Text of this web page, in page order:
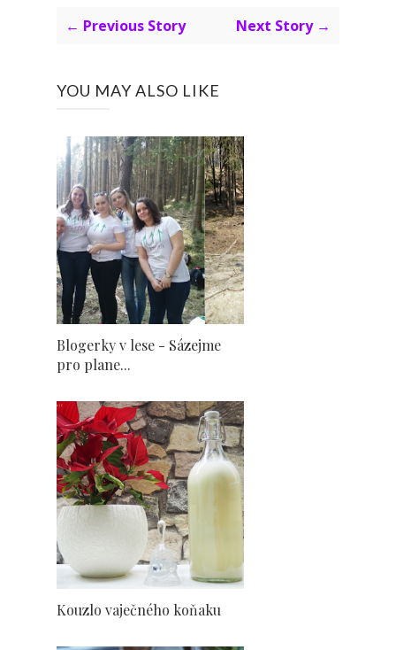
← Previous Story Next Story →
YOU MAY ALSO LIKE
Blogerky v lese - Sázejme
pro plane...
Kouzlo vaječného koňaku